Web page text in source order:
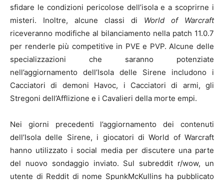
sfidare le condizioni pericolose dell’isola e a scoprirne i
misteri. Inoltre, alcune classi di World of Warcraft
riceveranno modifiche al bilanciamento nella patch 11.0.7
per renderle più competitive in PVE e PVP. Alcune delle
specializzazioni che saranno potenziate
nell’aggiornamento dell’Isola delle Sirene includono i
Cacciatori di demoni Havoc, i Cacciatori di armi, gli
Stregoni dell’Afflizione e i Cavalieri della morte empi.
Nei giorni precedenti l’aggiornamento dei contenuti
dell’Isola delle Sirene, i giocatori di World of Warcraft
hanno utilizzato i social media per discutere una parte
del nuovo sondaggio inviato. Sul subreddit r/wow, un
utente di Reddit di nome SpunkMcKullins ha pubblicato